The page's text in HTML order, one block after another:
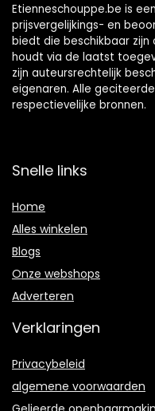
Etienneschouppe.be is
prijsvergelijkings- en
biedt die beschikbaar
houdt via de laatst
zijn auteursrechtelijk
eigenaren. Alle
respectievelijke bronnen.
Snelle links
Home
Alles winkelen
Blogs
Onze webshops
Adverteren
Verklaringen
Privacybeleid
algemene voorwaarden